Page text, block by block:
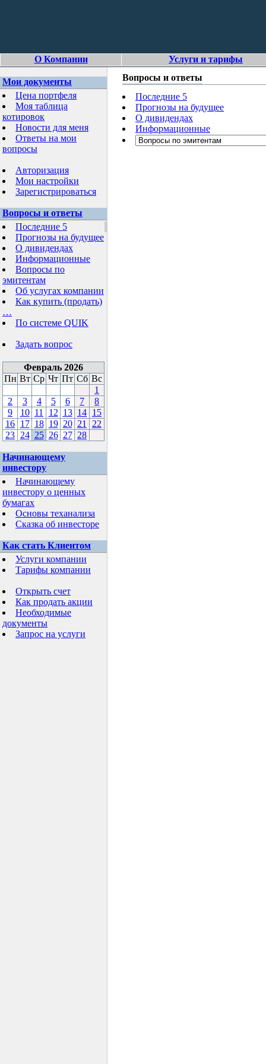
О Компании Услуги и тарифы
Мои документы
Цена портфеля
Моя таблица
котировок
Новости для меня
Ответы на мои
вопросы
Авторизация
Мои настройки
Зарегистрироваться
Вопросы и ответы
Последние 5
Прогнозы на будущее
О дивидендах
Информационные
Вопросы по
эмитентам
Об услугах компании
Как купить (продать)
…
По системе QUIK
Задать вопрос
Февраль 2026
Пн Вт Ср Чт Пт Сб Вс
1
2
3 4 5 6 7
8
9
10 11 12 13 14 15
16 17 18 19 20 21
22
23 24 25 26 27 28
Начинающему
инвестору
Начинающему
инвестору о ценных
бумагах
Основы теханализа
Сказка об инвесторе
Как стать Клиентом
Услуги компании
Тарифы компании
Открыть счет
Как продать акции
Необходимые
документы
Запрос на услуги
Вопросы и ответы
Последние 5
Прогнозы на будущее
О дивидендах
Информационные